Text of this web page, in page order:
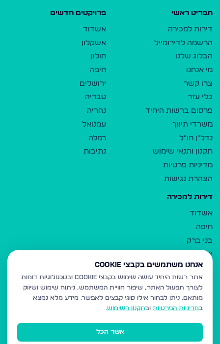
תפריט ראשי
דירות למכירה
הרשמה לדירומייל
הבלוג שלנו
מי אנחנו
צרו קשר
כלי עזר
פרסום ברשות היחיד
משרדי תיווך
נדל"ן חו"ל
תקנון ותנאי שימוש
מדיניות פרטיות
הצהרת נגישות
פרויקטים חדשים
אשדוד
אשקלון
חולון
חיפה
ירושלים
טבריה
נהריה
עמנואל
רמלה
נתיבות
דירות למכירה
אשדוד
חיפה
בני ברק
ירושלים
אלעד
גבעת זאב
בית שמש
רכסים
מודיעין עילית
אנחנו משתמשים בקבצי Cookie
אתר רשות היחיד עושה שימוש בקבצי Cookie ובטכנולוגיות דומות
לצורך תפעול האתר, שיפור חוויית המשתמש, ניתוח שימוש ושיווק
מותאם. ניתן לבחור אילו סוגי קבצים לאפשר. מידע מלא נמצא
במדיניות הפרטיות ובתקנון השימוש.
אשר הכל